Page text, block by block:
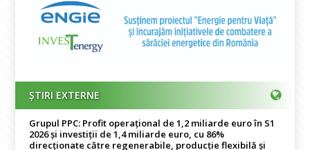
ȘTIRI EXTERNE
Grupul PPC: Profit operațional de 1,2 miliarde euro în S1
2026 și investiții de 1,4 miliarde euro, cu 86%
direcționate către regenerabile, producție flexibilă și